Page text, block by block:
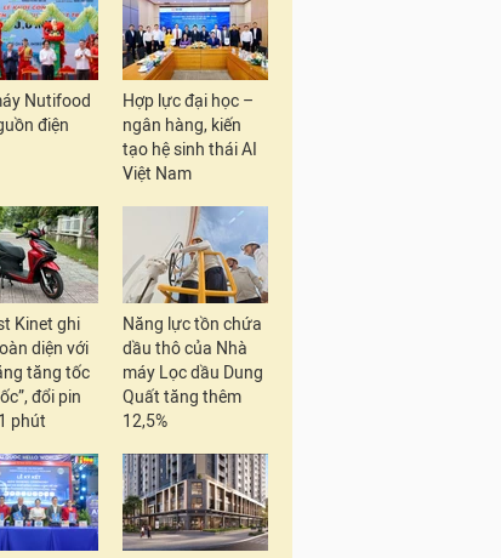
Nutifood
điện
Hợp lực đại học –
ngân hàng, kiến
tạo hệ sinh thái AI
Việt Nam
Kinet ghi
diện với
tăng tốc
đổi pin
phút
Năng lực tồn chứa
dầu thô của Nhà
máy Lọc dầu Dung
Quất tăng thêm
12,5%